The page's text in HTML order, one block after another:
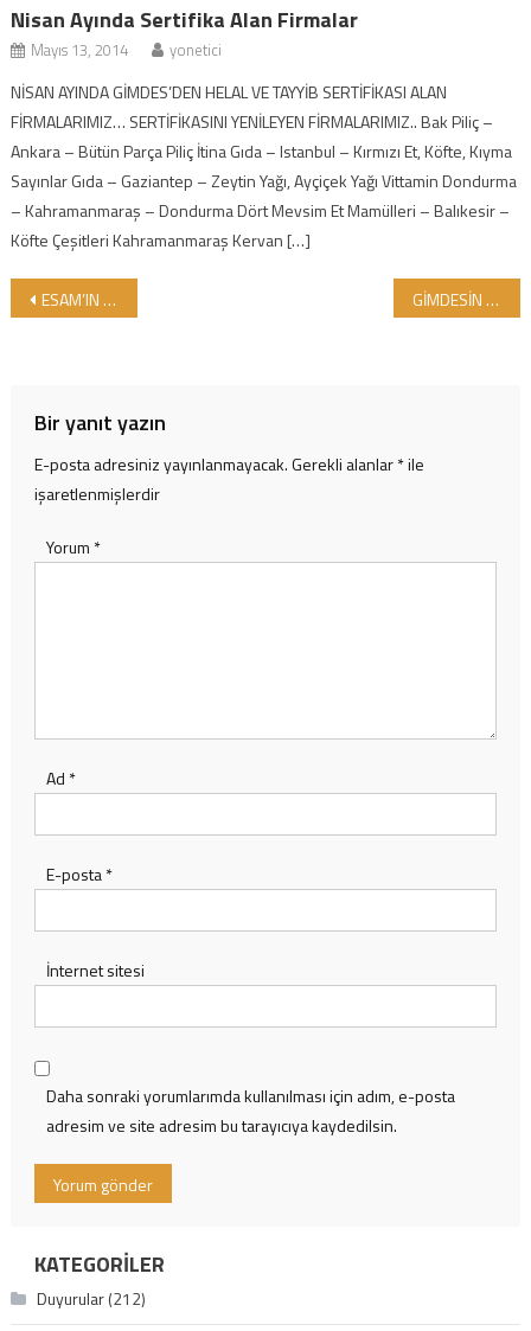
Nisan Ayında Sertifika Alan Firmalar
Mayıs 13, 2014 yonetici
NİSAN AYINDA GİMDES’DEN HELAL VE TAYYİB SERTİFİKASI ALAN
FİRMALARIMIZ… SERTİFİKASINI YENİLEYEN FİRMALARIMIZ.. Bak Piliç –
Ankara – Bütün Parça Piliç İtina Gıda – Istanbul – Kırmızı Et, Köfte, Kıyma
Sayınlar Gıda – Gaziantep – Zeytin Yağı, Ayçiçek Yağı Vittamin Dondurma
– Kahramanmaraş – Dondurma Dört Mevsim Et Mamülleri – Balıkesir –
Köfte Çeşitleri Kahramanmaraş Kervan […]
Yazı gezinmesi
ESAM’IN ULUSLARARASI MÜSLÜMAN TOPLULUKLAR BİRLİĞİ KONGRESİNDE GİMDES DE YER ALDI… GİMDESİN BELLİ OLAN OCAK AYI KONFERANS VE SEMİNERLERİ
Bir yanıt yazın
E-posta adresiniz yayınlanmayacak.Gerekli alanlar*ile
işaretlenmişlerdir
Yorum *
Ad *
E-posta*
İnternet sitesi
Daha sonraki yorumlarımda kullanılması için adım, e-posta
adresim ve site adresim bu tarayıcıya kaydedilsin.
KATEGORILER
Duyurular(212)